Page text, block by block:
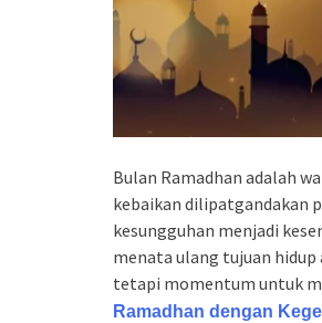
Bulan Ramadhan adalah
kebaikan dilipatgandakan
kesungguhan menjadi
menata ulang tujuan hidup
tetapi momentum untuk
Ramadhan dengan